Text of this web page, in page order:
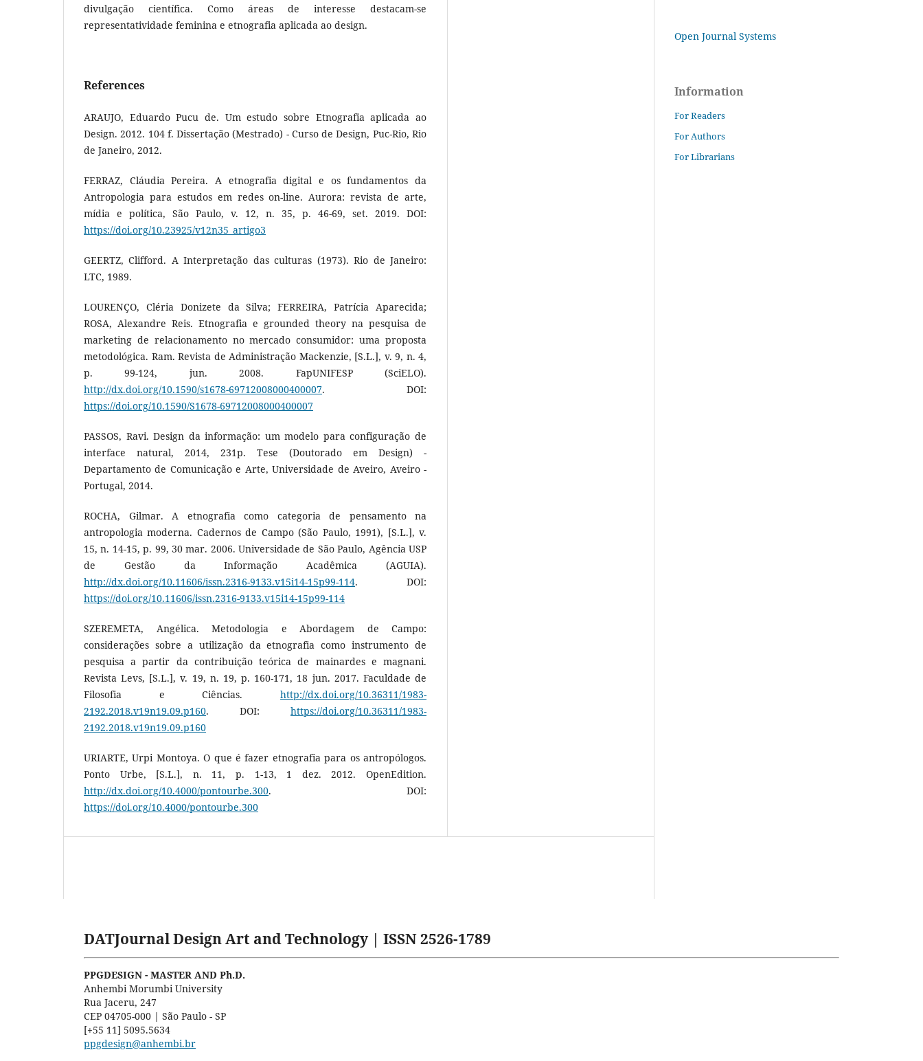
divulgação científica. Como áreas de interesse destacam-se
representatividade feminina e etnografia aplicada ao design.
References
ARAUJO, Eduardo Pucu de. Um estudo sobre Etnografia aplicada ao
Design. 2012. 104 f. Dissertação (Mestrado) - Curso de Design, Puc-Rio, Rio
de Janeiro, 2012.
FERRAZ, Cláudia Pereira. A etnografia digital e os fundamentos da
Antropologia para estudos em redes on-line. Aurora: revista de arte,
mídia e política, São Paulo, v. 12, n. 35, p. 46-69, set. 2019. DOI:
https://doi.org/10.23925/v12n35_artigo3
GEERTZ, Clifford. A Interpretação das culturas (1973). Rio de Janeiro:
LTC, 1989.
LOURENÇO, Cléria Donizete da Silva; FERREIRA, Patrícia Aparecida;
ROSA, Alexandre Reis. Etnografia e grounded theory na pesquisa de
marketing de relacionamento no mercado consumidor: uma proposta
metodológica. Ram. Revista de Administração Mackenzie, [S.L.], v. 9, n. 4,
p. 99-124, jun. 2008. FapUNIFESP (SciELO).
http://dx.doi.org/10.1590/s1678-69712008000400007. DOI:
https://doi.org/10.1590/S1678-69712008000400007
PASSOS, Ravi. Design da informação: um modelo para configuração de
interface natural, 2014, 231p. Tese (Doutorado em Design) -
Departamento de Comunicação e Arte, Universidade de Aveiro, Aveiro -
Portugal, 2014.
ROCHA, Gilmar. A etnografia como categoria de pensamento na
antropologia moderna. Cadernos de Campo (São Paulo, 1991), [S.L.], v.
15, n. 14-15, p. 99, 30 mar. 2006. Universidade de São Paulo, Agência USP
de Gestão da Informação Acadêmica (AGUIA).
http://dx.doi.org/10.11606/issn.2316-9133.v15i14-15p99-114. DOI:
https://doi.org/10.11606/issn.2316-9133.v15i14-15p99-114
SZEREMETA, Angélica. Metodologia e Abordagem de Campo:
considerações sobre a utilização da etnografia como instrumento de
pesquisa a partir da contribuição teórica de mainardes e magnani.
Revista Levs, [S.L.], v. 19, n. 19, p. 160-171, 18 jun. 2017. Faculdade de
Filosofia e Ciências. http://dx.doi.org/10.36311/1983-
2192.2018.v19n19.09.p160. DOI: https://doi.org/10.36311/1983-
2192.2018.v19n19.09.p160
URIARTE, Urpi Montoya. O que é fazer etnografia para os antropólogos.
Ponto Urbe, [S.L.], n. 11, p. 1-13, 1 dez. 2012. OpenEdition.
http://dx.doi.org/10.4000/pontourbe.300. DOI:
https://doi.org/10.4000/pontourbe.300
Open Journal Systems
Information
For Readers
For Authors
For Librarians
DATJournal Design Art and Technology | ISSN 2526-1789
PPGDESIGN - MASTER AND Ph.D.
Anhembi Morumbi University
Rua Jaceru, 247
CEP 04705-000 | São Paulo - SP
[+55 11] 5095.5634
ppgdesign@anhembi.br